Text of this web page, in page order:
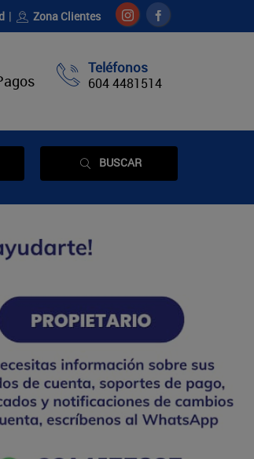
Zona Clientes
Teléfonos
604 4481514
BUSCAR